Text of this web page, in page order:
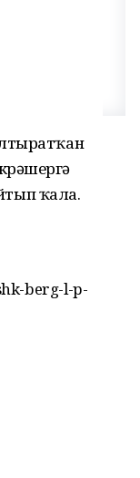
ҡала.
berg-l-p-